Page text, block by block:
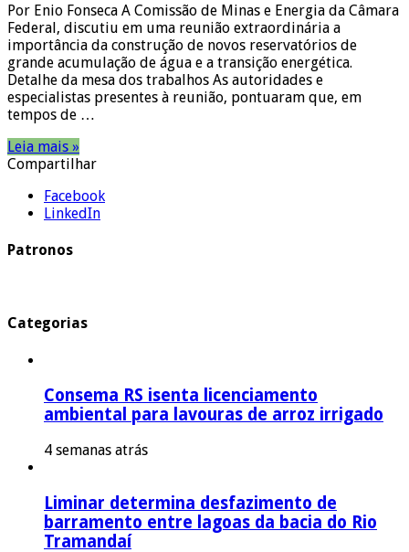
Por Enio Fonseca A Comissão de Minas e Energia da Câmara
Federal, discutiu em uma reunião extraordinária a
importância da construção de novos reservatórios de
grande acumulação de água e a transição energética.
Detalhe da mesa dos trabalhos As autoridades e
especialistas presentes à reunião, pontuaram que, em
tempos de …
Leia mais »
Compartilhar
Facebook
LinkedIn
Patronos
Categorias
Consema RS isenta licenciamento
ambiental para lavouras de arroz irrigado
4 semanas atrás
Liminar determina desfazimento de
barramento entre lagoas da bacia do Rio
Tramandaí